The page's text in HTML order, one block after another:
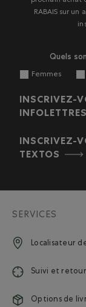
RABAIS sur
Quels
Femmes
INSCRIVEZ-
INFOLETTRES
INSCRIVEZ-
TEXTOS
SERVICES
Localisateur
Suivi et
Options de